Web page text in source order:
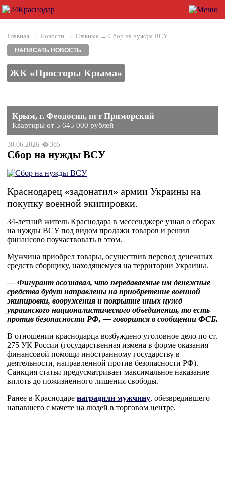
Главная → Новости → Главные → Сбор на нужды ВСУ
НАПИСАТЬ НОВОСТЬ
ЖК «Просторы Крыма»
Крым, г. Феодосия, пгт Приморский
Квартиры от 5 645 000 рублей
30.06.2026 385
Сбор на нужды ВСУ
Краснодарец «задонатил» армии Украины на
покупку военной экипировки.
34-летний житель Краснодара в мессенджере узнал о сборах
на нужды ВСУ под видом продажи товаров и решил
финансово поучаствовать в этом.
Мужчина приобрел товары, осуществив перевод денежных
средств сборщику, находящемуся на территории Украины.
— Фигурант осознавал, что передаваемые им денежные
средства будут направлены на приобретение военной
экипировки, вооружения и покрытие иных нужд
украинского националистического объединения, то есть
против безопасности РФ, — говорится в сообщении ФСБ.
В отношении краснодарца возбуждено уголовное дело по ст.
275 УК России (государственная измена в форме оказания
финансовой помощи иностранному государству в
деятельности, направленной против безопасности РФ).
Санкция статьи предусматривает максимальное наказание
вплоть до пожизненного лишения свободы.
Ранее в Краснодаре наградили мужчину, обезвредившего
напавшего с мачете на людей в торговом центре.